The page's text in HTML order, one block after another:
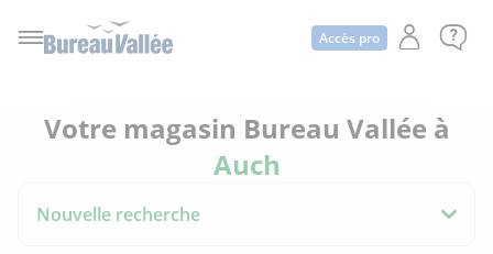
Accès pro
Votre magasin Bureau Vallée à
Auch
Nouvelle recherche